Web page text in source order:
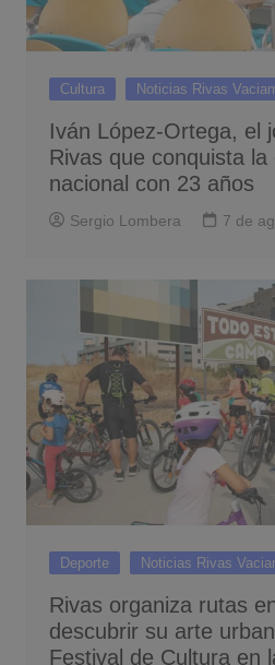
Cultura Noticias Rivas
Iván López-Ortega, el
Rivas que conquista la
nacional con 23 años
Sergio Lombera 7 de
Deporte Noticias Rivas
Rivas organiza rutas
descubrir su arte
Festival de Cultura en